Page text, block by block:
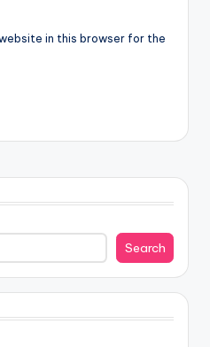
in this browser for the
Search